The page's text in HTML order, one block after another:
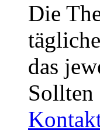
Die
das
Sollten